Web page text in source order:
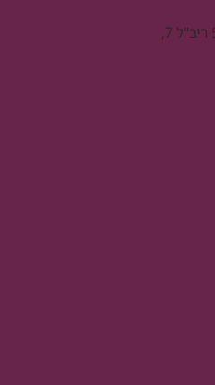
מ.ס עמותה 580303824 ריב"ל 7,